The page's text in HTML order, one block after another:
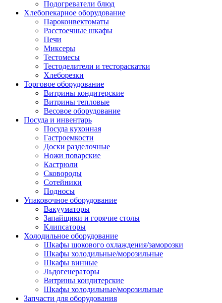
Подогреватели блюд
Хлебопекарное оборудование
Пароконвектоматы
Расстоечные шкафы
Печи
Миксеры
Тестомесы
Тестоделители и тестораскатки
Хлеборезки
Торговое оборудование
Витрины кондитерские
Витрины тепловые
Весовое оборудование
Посуда и инвентарь
Посуда кухонная
Гастроемкости
Доски разделочные
Ножи поварские
Кастрюли
Сковороды
Сотейники
Подносы
Упаковочное оборудование
Вакууматоры
Запайщики и горячие столы
Клипсаторы
Холодильное оборудование
Шкафы шокового охлаждения/заморозки
Шкафы холодильные/морозильные
Шкафы винные
Льдогенераторы
Витрины кондитерские
Шкафы холодильные/морозильные
Запчасти для оборудования